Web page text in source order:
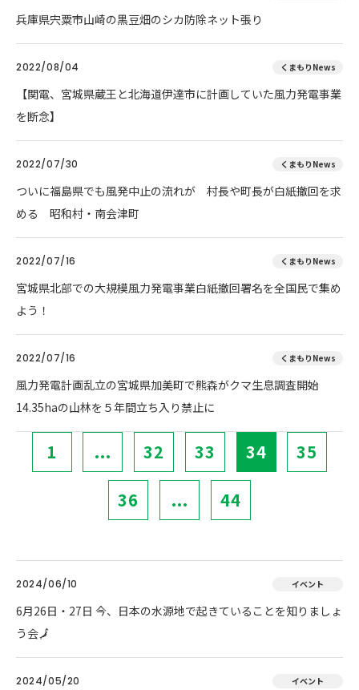
兵庫県宍粟市山崎の黒豆畑のシカ防除ネット張り
2022/08/04 くまもりNews
【関電、宮城県蔵王と北海道伊達市に計画していた風力発電事業
を断念】
2022/07/30 くまもりNews
ついに福島県でも風発中止の流れが 村長や町長が白紙撤回を求
める 昭和村・南会津町
2022/07/16 くまもりNews
宮城県北部での大規模風力発電事業白紙撤回署名を全国民で集め
よう！
2022/07/16 くまもりNews
風力発電計画乱立の宮城県加美町で熊森がクマ生息調査開始
14.35haの山林を５年間立ち入り禁止に
1 ... 32 33 34 35
36 ... 44
2024/06/10 イベント
6月26日・27日 今、日本の水源地で起きていることを知りましょ
う会🗾
2024/05/20 イベント